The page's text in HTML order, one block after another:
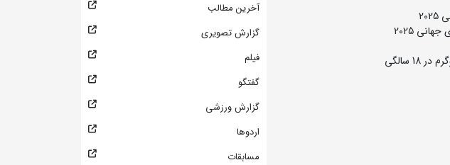
آخرین مطالب
گزارش تصویری
فیلم
گفتگو
گزارش ورزشی
اردوها
مسابقات